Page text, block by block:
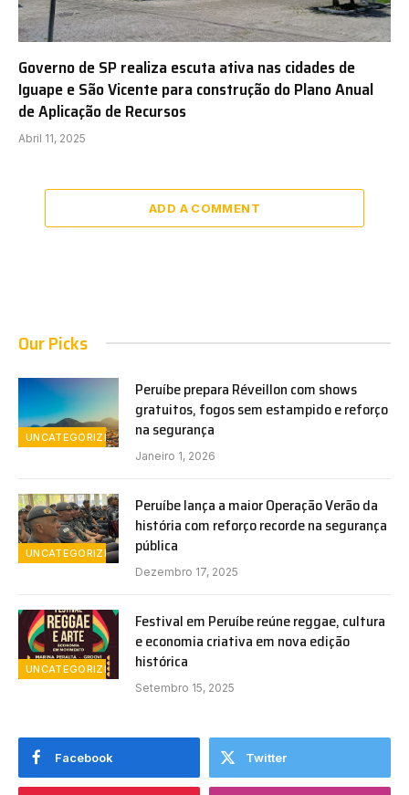
Governo de SP realiza escuta ativa nas cidades de
Iguape e São Vicente para construção do Plano Anual
de Aplicação de Recursos
Abril 11, 2025
ADD A COMMENT
Our Picks
UNCATEGORIZED
Peruíbe prepara Réveillon com shows
gratuitos, fogos sem estampido e reforço
na segurança
Janeiro 1, 2026
UNCATEGORIZED
Peruíbe lança a maior Operação Verão da
história com reforço recorde na segurança
pública
Dezembro 17, 2025
UNCATEGORIZED
Festival em Peruíbe reúne reggae, cultura
e economia criativa em nova edição
histórica
Setembro 15, 2025
Facebook Twitter